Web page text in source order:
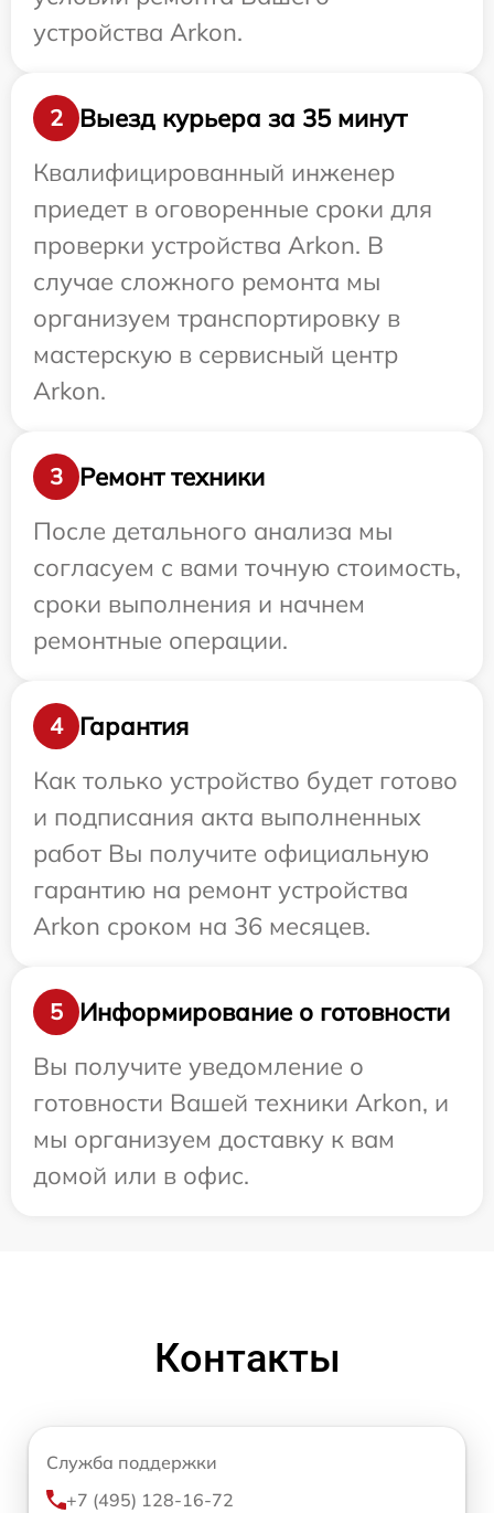
устройства Arkon.
2
Выезд курьера за 35 минут
Квалифицированный инженер
приедет в оговоренные сроки для
проверки устройства Arkon. В
случае сложного ремонта мы
организуем транспортировку в
мастерскую в сервисный центр
Arkon.
3
Ремонт техники
После детального анализа мы
согласуем с вами точную стоимость,
сроки выполнения и начнем
ремонтные операции.
4
Гарантия
Как только устройство будет готово
и подписания акта выполненных
работ Вы получите официальную
гарантию на ремонт устройства
Arkon сроком на 36 месяцев.
5
Информирование о готовности
Вы получите уведомление о
готовности Вашей техники Arkon, и
мы организуем доставку к вам
домой или в офис.
Контакты
Служба поддержки
+7 (495) 128-16-72